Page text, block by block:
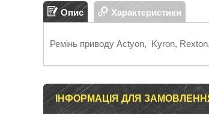
Опис Характеристики
Ремінь приводу Actyon, Kyron,
ІНФОРМАЦІЯ ДЛЯ